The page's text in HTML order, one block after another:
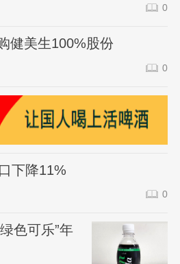
0
健美生100%股份
0
下降11%
0
色可乐”年